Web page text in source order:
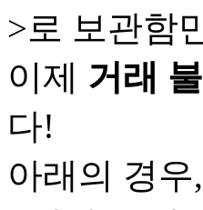
>로 보관함
이제 거래
다!
아래의 경